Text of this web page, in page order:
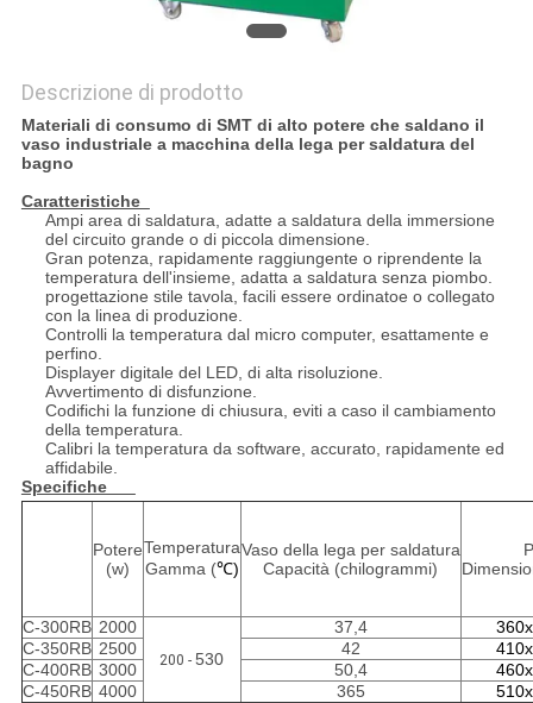
Descrizione di prodotto
Materiali di consumo di SMT di alto potere che saldano il
vaso industriale a macchina della lega per saldatura del
bagno
Caratteristiche
Ampi area di saldatura, adatte a saldatura della immersione
del circuito grande o di piccola dimensione.
Gran potenza, rapidamente raggiungente o riprendente la
temperatura dell'insieme, adatta a saldatura senza piombo.
progettazione stile tavola, facili essere ordinatoe o collegato
con la linea di produzione.
Controlli la temperatura dal micro computer, esattamente e
perfino.
Displayer digitale del LED, di alta risoluzione.
Avvertimento di disfunzione.
Codifichi la funzione di chiusura, eviti a caso il cambiamento
della temperatura.
Calibri la temperatura da software, accurato, rapidamente ed
affidabile.
Specifiche
Potere
(w)
Temperatura
Gamma (℃)
Vaso della lega per saldatura
Capacità (chilogrammi)
C-300RB 2000
200 -530
37,4
C-350RB 2500 42
C-400RB 3000 50,4
C-450RB 4000 365